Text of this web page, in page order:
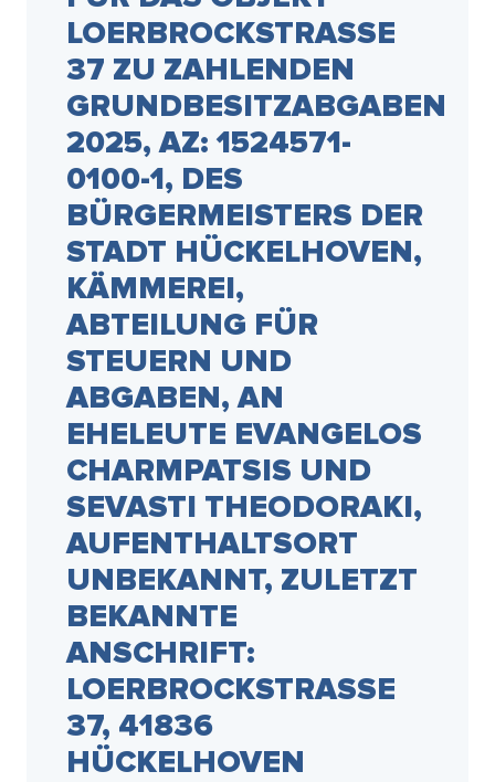
OERBROCKSTRASSE 37
ZU ZAHLENDEN GR
UNDBESITZABGABEN 20
25, AZ: 1524571-01
00-1, DES BÜ
RGERMEISTERS DER ST
ADT HÜCKELHOVEN, KÄ
MMEREI, AB
TEILUNG FÜR ST
EUERN UND AB
GABEN, AN EH
ELEUTE EVANGELOS CH
ARMPATSIS UND SE
VASTI THEODORAKI, AU
FENTHALTSORT UN
BEKANNT, ZULETZT BE
KANNTE AN
SCHRIFT: LO
ERBROCKSTRASSE 37,
41836 HÜC
KELHOVEN